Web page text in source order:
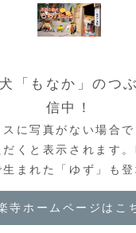
「もなか」のつ
信中！
に写真がない場合で
くと表示されます
まれた「ゆず」も登
寺ホームページはこ